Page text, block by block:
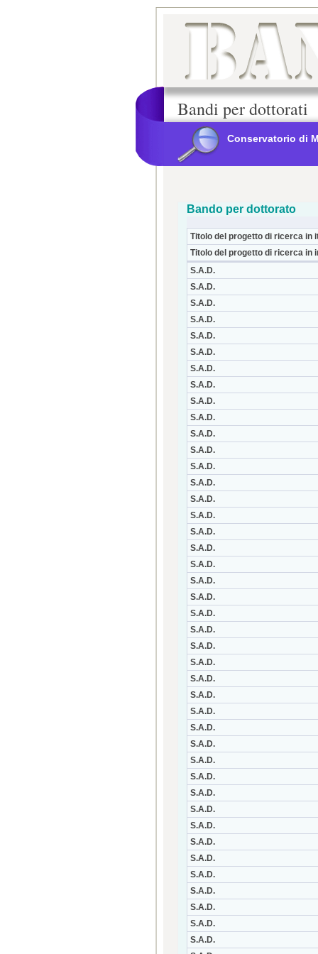
Bandi per dottorati
Conservatorio di
Bando per dottorato
Titolo del progetto di ricerca in
Titolo del progetto di ricerca in
S.A.D.
S.A.D.
S.A.D.
S.A.D.
S.A.D.
S.A.D.
S.A.D.
S.A.D.
S.A.D.
S.A.D.
S.A.D.
S.A.D.
S.A.D.
S.A.D.
S.A.D.
S.A.D.
S.A.D.
S.A.D.
S.A.D.
S.A.D.
S.A.D.
S.A.D.
S.A.D.
S.A.D.
S.A.D.
S.A.D.
S.A.D.
S.A.D.
S.A.D.
S.A.D.
S.A.D.
S.A.D.
S.A.D.
S.A.D.
S.A.D.
S.A.D.
S.A.D.
S.A.D.
S.A.D.
S.A.D.
S.A.D.
S.A.D.